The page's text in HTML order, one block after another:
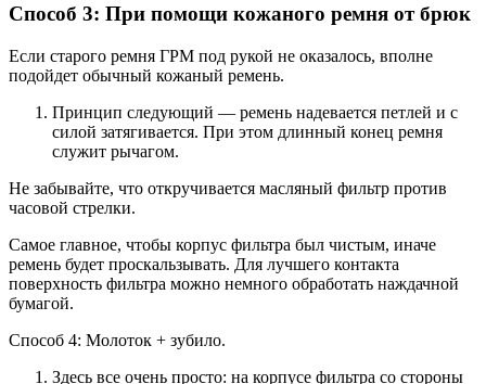
Способ 3: При помощи кожаного ремня от брюк
Если старого ремня ГРМ под рукой не оказалось, вполне
подойдет обычный кожаный ремень.
Принцип следующий — ремень надевается петлей и с
силой затягивается. При этом длинный конец ремня
служит рычагом.
Не забывайте, что откручивается масляный фильтр против
часовой стрелки.
Самое главное, чтобы корпус фильтра был чистым, иначе
ремень будет проскальзывать. Для лучшего контакта
поверхность фильтра можно немного обработать наждачной
бумагой.
Способ 4: Молоток + зубило.
Здесь все очень просто: на корпусе фильтра со стороны